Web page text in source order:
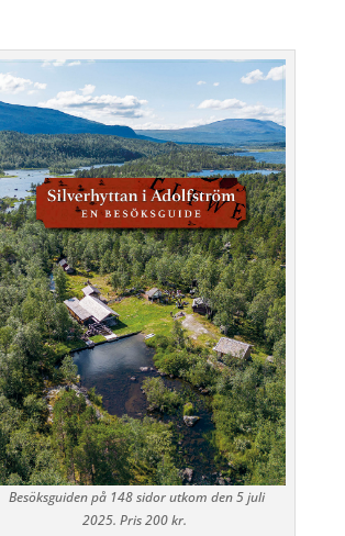
Besöksguiden på 148 sidor utkom den 5 juli
2025. Pris 200 kr.